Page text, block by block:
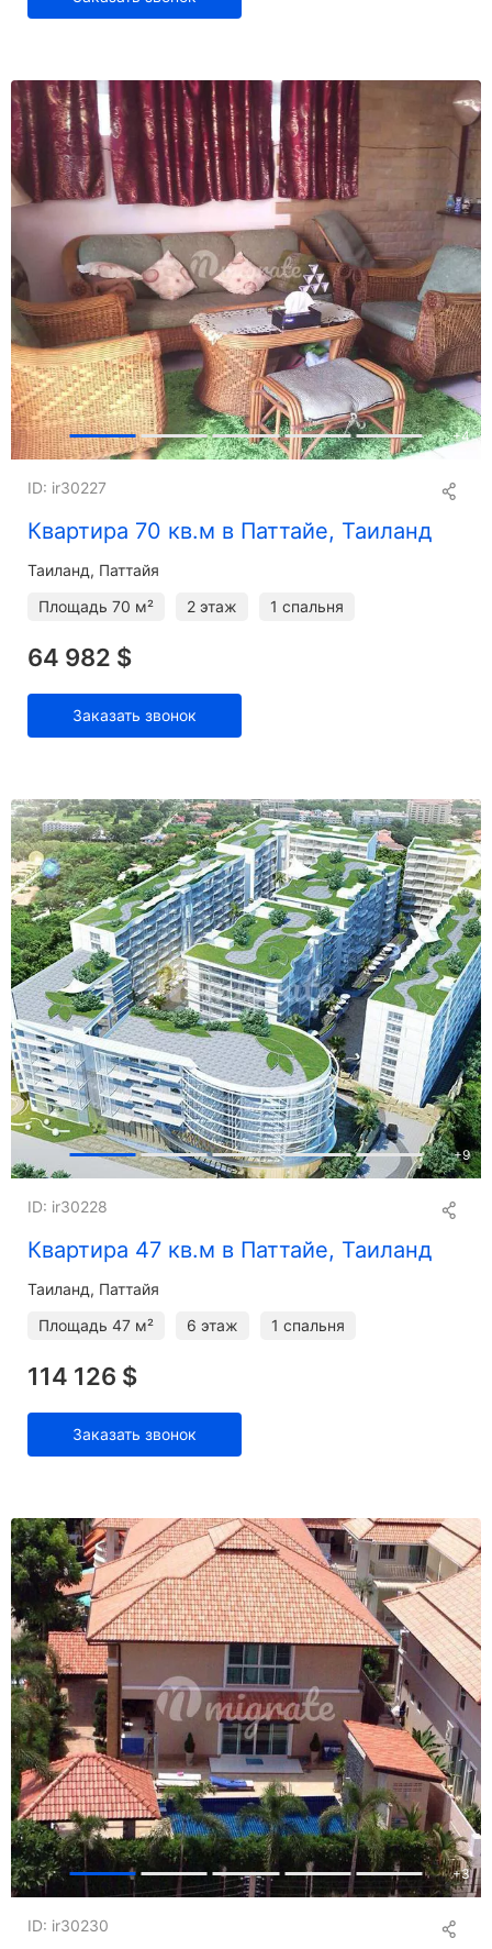
+4
Квартира 70 кв.м в Паттайе, Таиланд
ID: ir30227
Таиланд, Паттайя
Площадь 70 м² 2 этаж 1 спальня
64 982 $
Заказать звонок
+9
Квартира 47 кв.м в Паттайе, Таиланд
ID: ir30228
Таиланд, Паттайя
Площадь 47 м² 6 этаж 1 спальня
114 126 $
Заказать звонок
+3
ID: ir30230